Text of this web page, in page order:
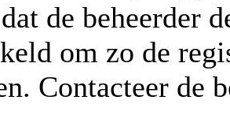
de beheerder
om zo de
Contacteer de